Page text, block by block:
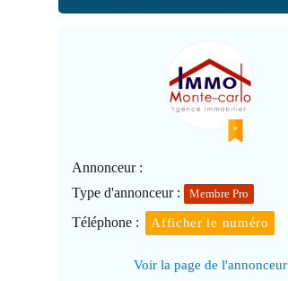
Annonceur :
Type d'annonceur :
Membre Pro
Téléphone : Afficher le numéro
Voir la page de l'annonceur